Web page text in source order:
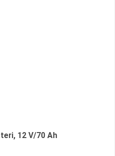
12 V/70 Ah